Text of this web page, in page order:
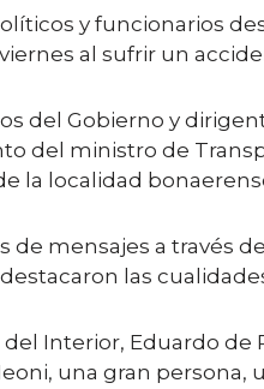
y funcionarios
al sufrir un
del Gobierno y
del ministro de
la localidad
de mensajes a través
las
Interior, Eduardo
una gran